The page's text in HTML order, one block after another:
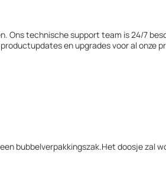
Ons technische support team is 24/7
en upgrades voor al onze
bubbelverpakkingszak.Het doosje zal